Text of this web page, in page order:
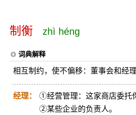
制衡 zhì héng
词典解释
相互制约，使不偏移：董事会和经理
经理：
①经营管理：这家商店委托
②某些企业的负责人。